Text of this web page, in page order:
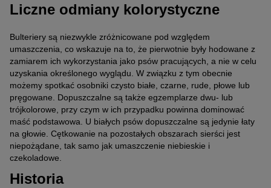
Liczne odmiany kolorystyczne
Bulteriery są niezwykle zróżnicowane pod względem
umaszczenia, co wskazuje na to, że pierwotnie były hodowane z
zamiarem ich wykorzystania jako psów pracujących, a nie w celu
uzyskania określonego wyglądu. W związku z tym obecnie
możemy spotkać osobniki czysto białe, czarne, rude, płowe lub
pręgowane. Dopuszczalne są także egzemplarze dwu- lub
trójkolorowe, przy czym w ich przypadku powinna dominować
maść podstawowa. U białych psów dopuszczalne są jedynie łaty
na głowie. Cętkowanie na pozostałych obszarach sierści jest
niepożądane, tak samo jak umaszczenie niebieskie i
czekoladowe.
Historia